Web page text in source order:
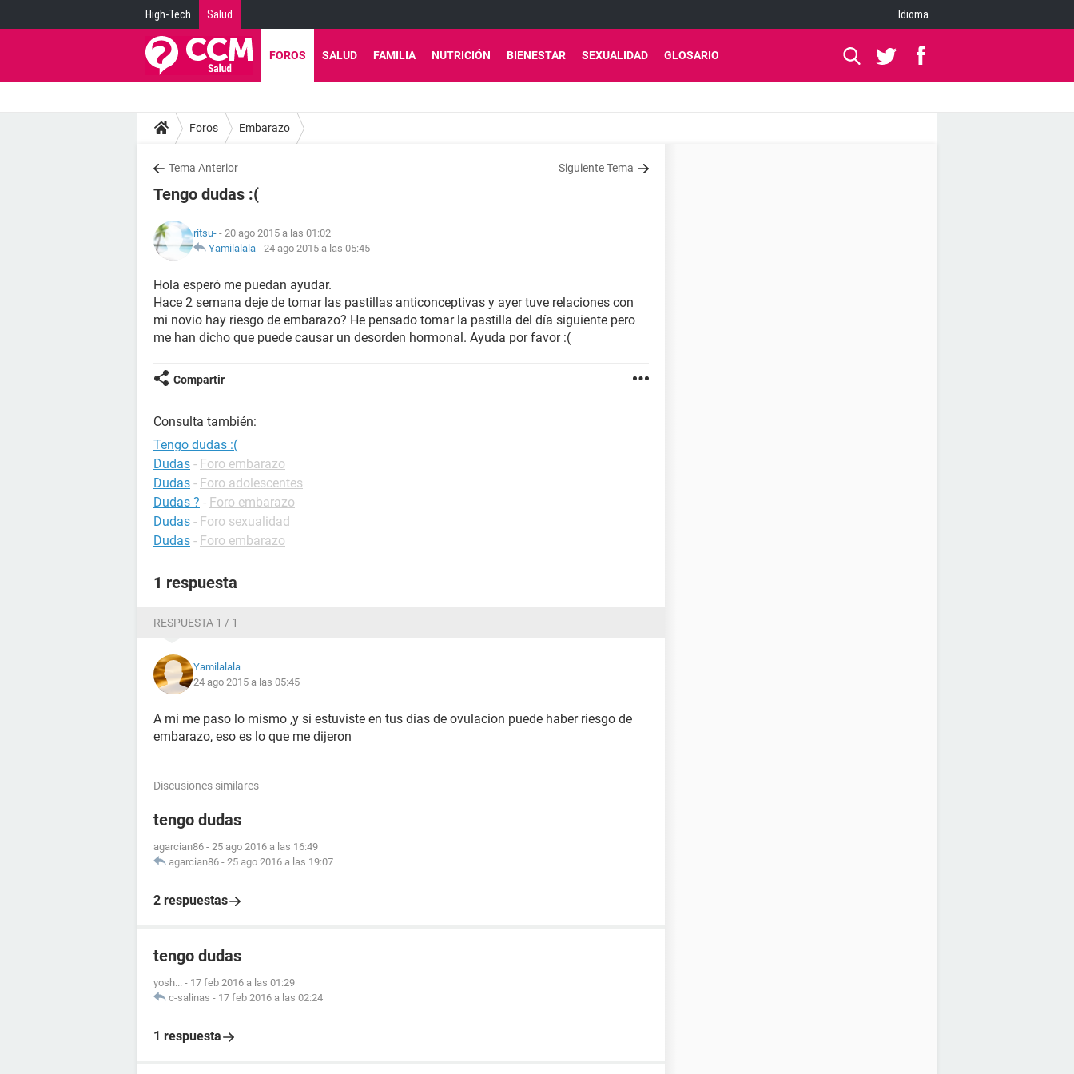
High-Tech Salud Idioma
FOROS SALUD FAMILIA NUTRICIÓN BIENESTAR SEXUALIDAD GLOSARIO
Foros Embarazo
Tema Anterior Siguiente Tema
Tengo dudas :(
ritsu- - 20 ago 2015 a las 01:02
Yamilalala - 24 ago 2015 a las 05:45
Hola esperó me puedan ayudar.
Hace 2 semana deje de tomar las pastillas anticonceptivas y ayer tuve relaciones con
mi novio hay riesgo de embarazo? He pensado tomar la pastilla del día siguiente pero
me han dicho que puede causar un desorden hormonal. Ayuda por favor :(
Compartir
Consulta también:
Tengo dudas :(
Dudas - Foro embarazo
Dudas - Foro adolescentes
Dudas ? - Foro embarazo
Dudas - Foro sexualidad
Dudas - Foro embarazo
1 respuesta
RESPUESTA 1 / 1
Yamilalala
24 ago 2015 a las 05:45
A mi me paso lo mismo ,y si estuviste en tus dias de ovulacion puede haber riesgo de
embarazo, eso es lo que me dijeron
Discusiones similares
tengo dudas
agarcian86 - 25 ago 2016 a las 16:49
agarcian86 - 25 ago 2016 a las 19:07
2 respuestas
tengo dudas
yosh... - 17 feb 2016 a las 01:29
c-salinas - 17 feb 2016 a las 02:24
1 respuesta